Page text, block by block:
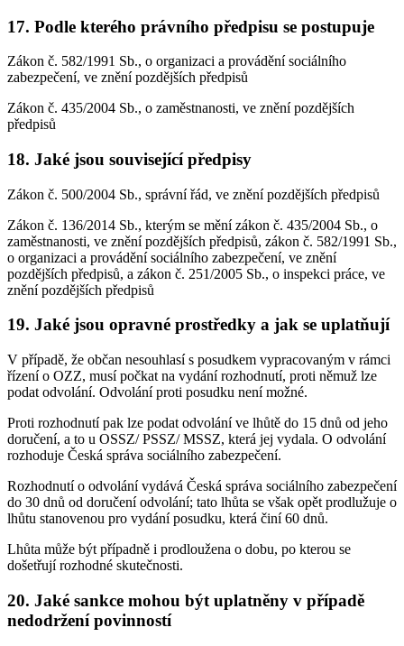
17. Podle kterého právního předpisu se postupuje
Zákon č. 582/1991 Sb., o organizaci a provádění sociálního
zabezpečení, ve znění pozdějších předpisů
Zákon č. 435/2004 Sb., o zaměstnanosti, ve znění pozdějších
předpisů
18. Jaké jsou související předpisy
Zákon č. 500/2004 Sb., správní řád, ve znění pozdějších předpisů
Zákon č. 136/2014 Sb., kterým se mění zákon č. 435/2004 Sb., o
zaměstnanosti, ve znění pozdějších předpisů, zákon č. 582/1991 Sb.,
o organizaci a provádění sociálního zabezpečení, ve znění
pozdějších předpisů, a zákon č. 251/2005 Sb., o inspekci práce, ve
znění pozdějších předpisů
19. Jaké jsou opravné prostředky a jak se uplatňují
V případě, že občan nesouhlasí s posudkem vypracovaným v rámci
řízení o OZZ, musí počkat na vydání rozhodnutí, proti němuž lze
podat odvolání. Odvolání proti posudku není možné.
Proti rozhodnutí pak lze podat odvolání ve lhůtě do 15 dnů od jeho
doručení, a to u OSSZ/ PSSZ/ MSSZ, která jej vydala. O odvolání
rozhoduje Česká správa sociálního zabezpečení.
Rozhodnutí o odvolání vydává Česká správa sociálního zabezpečení
do 30 dnů od doručení odvolání; tato lhůta se však opět prodlužuje o
lhůtu stanovenou pro vydání posudku, která činí 60 dnů.
Lhůta může být případně i prodloužena o dobu, po kterou se
došetřují rozhodné skutečnosti.
20. Jaké sankce mohou být uplatněny v případě
nedodržení povinností